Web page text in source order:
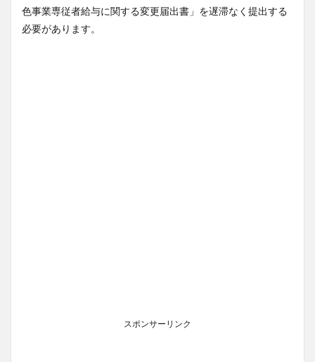
色事業専従者給与に関する変更届出書」を遅滞なく提出する
必要があります。
スポンサーリンク